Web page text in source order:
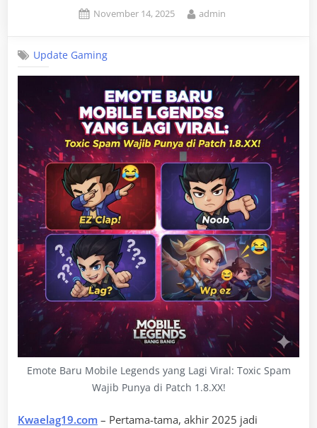
Posted
November 14, 2025 By
admin
Update Gaming
Emote Baru Mobile Legends yang Lagi Viral: Toxic Spam
Wajib Punya di Patch 1.8.XX!
Kwaelag19.com – Pertama-tama, akhir 2025 jadi